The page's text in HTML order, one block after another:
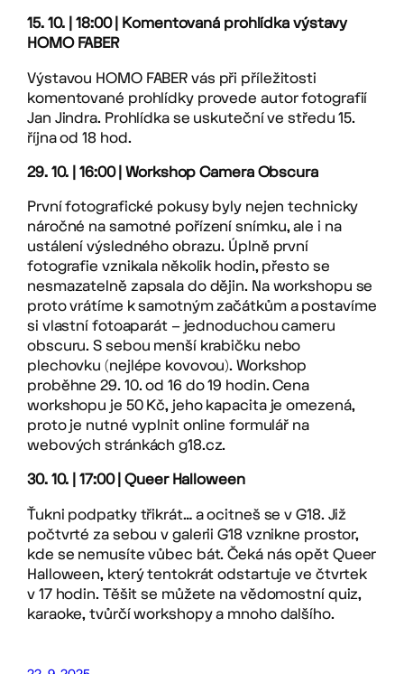
15. 10. | 18:00 | Komentovaná prohlídka výstavy
HOMO FABER
Výstavou HOMO FABER vás při příležitosti
komentované prohlídky provede autor fotografií
Jan Jindra. Prohlídka se uskuteční ve středu 15.
října od 18 hod.
29. 10. | 16:00 | Workshop Camera Obscura
První fotografické pokusy byly nejen technicky
náročné na samotné pořízení snímku, ale i na
ustálení výsledného obrazu. Úplně první
fotografie vznikala několik hodin, přesto se
nesmazatelně zapsala do dějin. Na workshopu se
proto vrátíme k samotným začátkům a postavíme
si vlastní fotoaparát – jednoduchou cameru
obscuru. S sebou menší krabičku nebo
plechovku (nejlépe kovovou). Workshop
proběhne 29. 10. od 16 do 19 hodin. Cena
workshopu je 50 Kč, jeho kapacita je omezená,
proto je nutné vyplnit online formulář na
webových stránkách g18.cz.
30. 10. | 17:00 | Queer Halloween
Ťukni podpatky třikrát… a ocitneš se v G18. Již
počtvrté za sebou v galerii G18 vznikne prostor,
kde se nemusíte vůbec bát. Čeká nás opět Queer
Halloween, který tentokrát odstartuje ve čtvrtek
v 17 hodin. Těšit se můžete na vědomostní quiz,
karaoke, tvůrčí workshopy a mnoho dalšího.